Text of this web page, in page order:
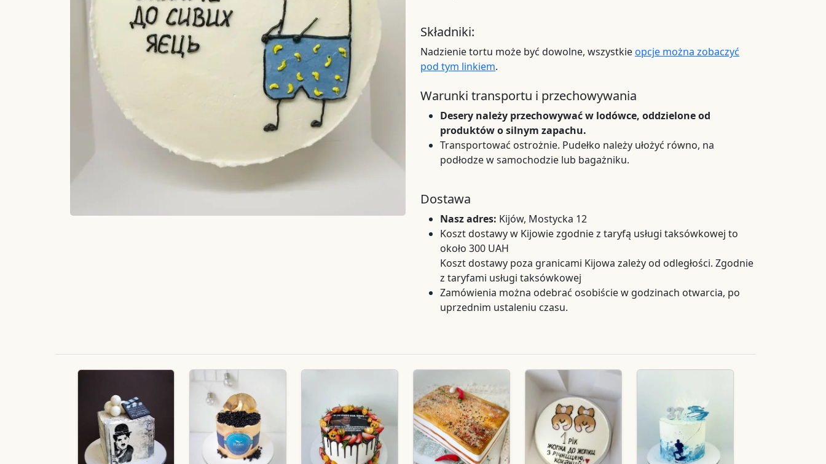
Składniki:
Nadzienie tortu może być dowolne, wszystkieopcje można zobaczyć
pod tym linkiem.
Warunki transportu i przechowywania
Desery należy przechowywać w lodówce, oddzielone od
produktów o silnym zapachu.
Transportować ostrożnie. Pudełko należy ułożyć równo, na
podłodze w samochodzie lub bagażniku.
Dostawa
Nasz adres: Kijów, Mostycka 12
Koszt dostawy w Kijowie zgodnie z taryfą usługi taksówkowej to
około 300 UAH
Koszt dostawy poza granicami Kijowa zależy od odległości. Zgodnie
z taryfami usługi taksówkowej
Zamówienia można odebrać osobiście w godzinach otwarcia, po
uprzednim ustaleniu czasu.